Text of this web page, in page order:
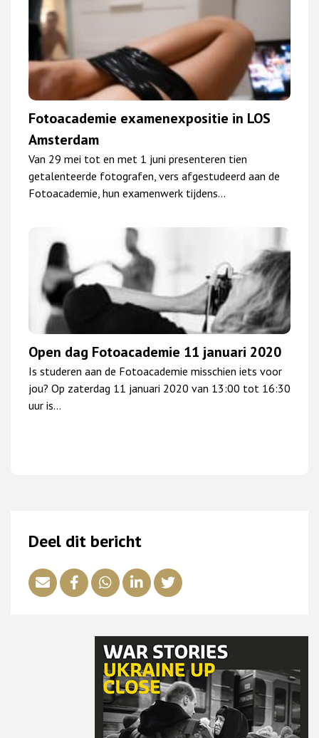
Fotoacademie examenexpositie in LOS
Amsterdam
Van 29 mei tot en met 1 juni presenteren tien
getalenteerde fotografen, vers afgestudeerd aan de
Fotoacademie, hun examenwerk tijdens…
Open dag Fotoacademie 11 januari 2020
Is studeren aan de Fotoacademie misschien iets voor
jou? Op zaterdag 11 januari 2020 van 13:00 tot 16:30
uur is…
Deel dit bericht